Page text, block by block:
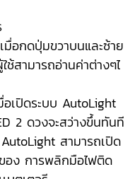
อกดปุ่มขวาบนและซ้าย
สามารถอ่านค่าต่างๆไ
เปิดระบบ AutoLight
2 ดวงจะสว่างขึ้นทันที
สามารถเปิด
อง การพลิกมือไฟติด